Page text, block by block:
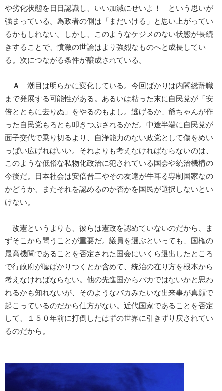
や劣化状態を日日認識し、いい加減にせいよ！ という思いが
強まっている。為政者の側は「まだいける」と思い上がってい
るかもしれない。しかし、このようなケジメのない状態が長続
きすることで、憤激の世論はより強烈なものへと成長してい
る。次につながる条件が醸成されている。
Ａ 潮目は明らかに変化している。今回ばかりは内閣総辞職
まで発展する可能性がある。あるいは粘った末に自民党が「安
倍とともに去りぬ」をやるのもよし。逃げるか、爺ちゃんが作
った自民党もろとも叩きつぶされるかだ。中途半端に自民党が
面子交代で乗り切るより、自浄能力のない政党として傷をめい
っぱい広げればいい。それよりも考えなければならないのは、
このような低俗な私物化政治に犯されている国会や統治機構の
今後だ。日本社会は安倍晋三やその友達が牛耳る専制国家なの
かどうか、またそれを認めるのか否かを国民が選択しないとい
けない。
改憲というよりも、彼らは憲政を認めていないのだから、ま
ずそこから問うことが重要だ。議員を選ぶといっても、国権の
最高機関であることを否定された国会にいくら選出したところ
で行政府が嘘ばかりつくとか含めて、統治の在り方を根本から
考えなければならない。他の先進国からバカではないかと思わ
れるかも知れないが、そのようなバカみたいな出来事が真顔で
起こっているのだから仕方がない。近代国家であることを否定
して、１５０年前に打倒したはずの世界に引きずり戻されてい
るのだから。